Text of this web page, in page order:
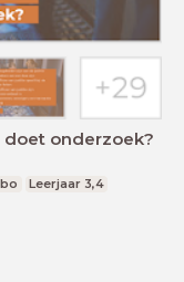
doet onderzoek?
Leerjaar 3,4